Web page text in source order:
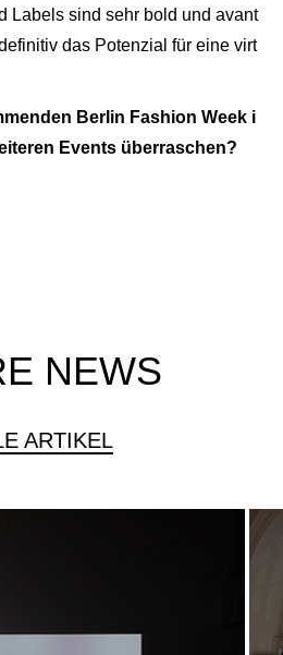
Labels sind sehr bold und avant
das Potenzial für eine virt
Berlin Fashion Week i
Events überraschen?
NEWS
ARTIKEL